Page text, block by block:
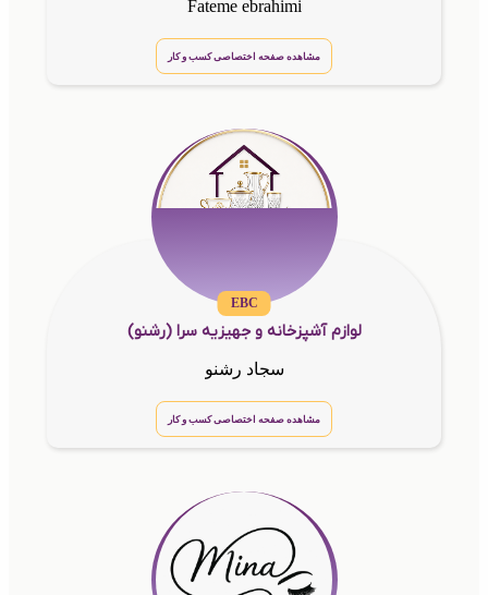
Fateme ebrahimi
مشاهده صفحه اختصاصی کسب و کار
EBC
لوازم آشپزخانه و جهیزیه سرا (رشنو)
سجاد رشنو
مشاهده صفحه اختصاصی کسب و کار